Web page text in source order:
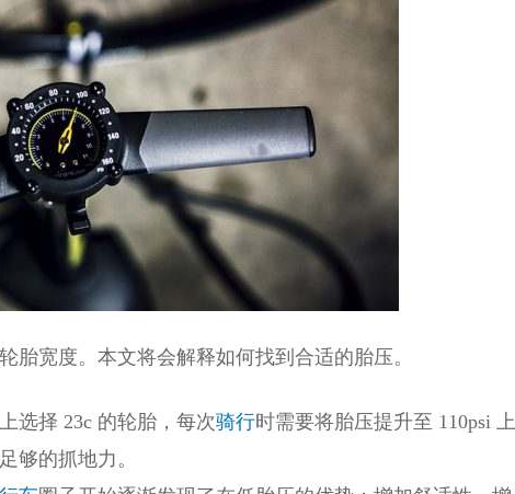
宽度。本文将会解释如何找到合适的胎压。
选择 23c 的轮胎，每次骑行时需要将胎压提升至 110psi 上
够的抓地力。